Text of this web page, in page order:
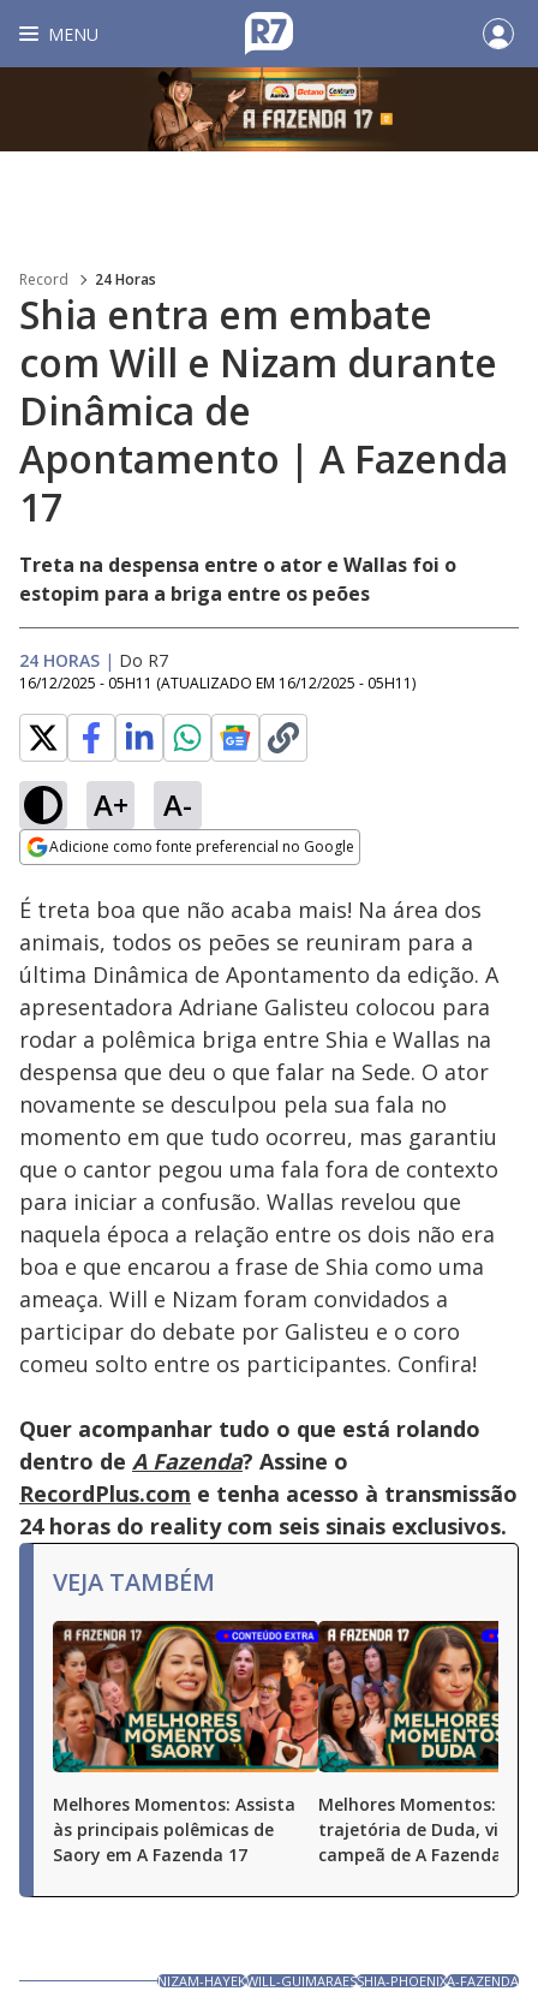
MENU
Record 24 Horas
Shia entra em embate
com Will e Nizam durante
Dinâmica de
Apontamento | A Fazenda
17
Treta na despensa entre o ator e Wallas foi o
estopim para a briga entre os peões
24 HORAS | Do R7
16/12/2025 - 05H11 (ATUALIZADO EM 16/12/2025 - 05H11)
A+ A-
Adicione como fonte preferencial no Google
Ativar
Loaded:
7.70%
É treta boa que não acaba mais! Na área dos
animais, todos os peões se reuniram para a
última Dinâmica de Apontamento da edição. A
apresentadora Adriane Galisteu colocou para
rodar a polêmica briga entre Shia e Wallas na
despensa que deu o que falar na Sede. O ator
novamente se desculpou pela sua fala no
momento em que tudo ocorreu, mas garantiu
que o cantor pegou uma fala fora de contexto
para iniciar a confusão. Wallas revelou que
naquela época a relação entre os dois não era
boa e que encarou a frase de Shia como uma
ameaça. Will e Nizam foram convidados a
participar do debate por Galisteu e o coro
comeu solto entre os participantes. Confira!
Quer acompanhar tudo o que está rolando
dentro de A Fazenda? Assine o
RecordPlus.com e tenha acesso à transmissão
24 horas do reality com seis sinais exclusivos.
VEJA TAMBÉM
Melhores Momentos: Assista
às principais polêmicas de
Saory em A Fazenda 17
Melhores Momentos:
trajetória de Duda, vice-
campeã de A Fazenda 17
NIZAM-HAYEKWILL-GUIMARAESSHIA-PHOENIXA-FAZENDA